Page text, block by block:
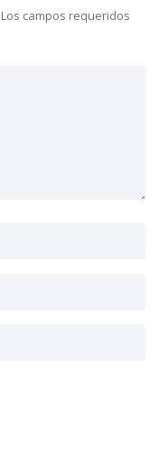
Los campos requeridos